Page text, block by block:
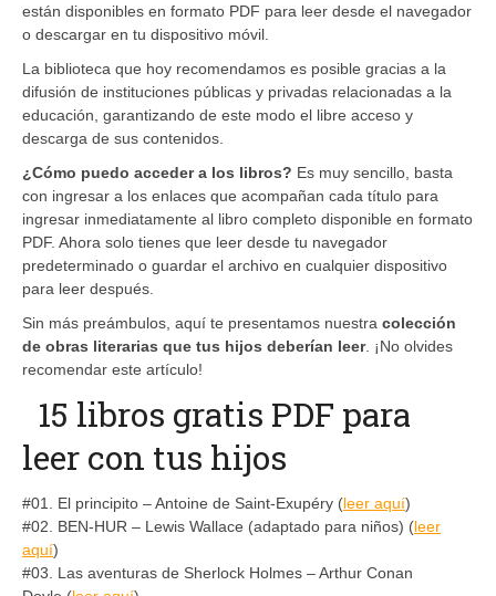
están disponibles en formato PDF para leer desde el navegador
o descargar en tu dispositivo móvil.
La biblioteca que hoy recomendamos es posible gracias a la
difusión de instituciones públicas y privadas relacionadas a la
educación, garantizando de este modo el libre acceso y
descarga de sus contenidos.
¿Cómo puedo acceder a los libros? Es muy sencillo, basta
con ingresar a los enlaces que acompañan cada título para
ingresar inmediatamente al libro completo disponible en formato
PDF. Ahora solo tienes que leer desde tu navegador
predeterminado o guardar el archivo en cualquier dispositivo
para leer después.
Sin más preámbulos, aquí te presentamos nuestra colección
de obras literarias que tus hijos deberían leer. ¡No olvides
recomendar este artículo!
15 libros gratis PDF para
leer con tus hijos
#01. El principito – Antoine de Saint-Exupéry (leer aquí)
#02. BEN-HUR – Lewis Wallace (adaptado para niños) (leer
aquí)
#03. Las aventuras de Sherlock Holmes – Arthur Conan